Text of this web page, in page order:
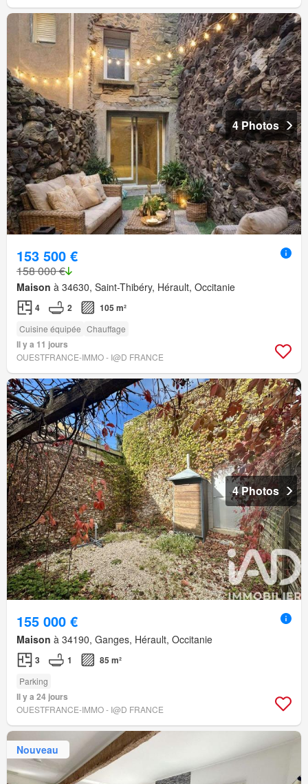
4 Photos
153 500 €
158 000 €
Maison à 34630, Saint-Thibéry, Hérault, Occitanie
4 2 105 m²
Cuisine équipée Chauffage
Il y a 11 jours
OUESTFRANCE-IMMO - I@D FRANCE
4 Photos
155 000 €
Maison à 34190, Ganges, Hérault, Occitanie
3 1 85 m²
Parking
Il y a 24 jours
OUESTFRANCE-IMMO - I@D FRANCE
Nouveau